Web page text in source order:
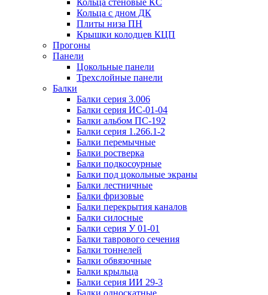
Кольца с дном ДК
Плиты низа ПН
Крышки колодцев КЦП
Прогоны
Панели
Цокольные панели
Трехслойные панели
Балки
Балки серия 3.006
Балки серия ИС-01-04
Балки альбом ПС-192
Балки серия 1.266.1-2
Балки перемычные
Балки ростверка
Балки подкосоурные
Балки под цокольные экраны
Балки лестничные
Балки фризовые
Балки перекрытия каналов
Балки силосные
Балки серия У 01-01
Балки таврового сечения
Балки тоннелей
Балки обвязочные
Балки крыльца
Балки серия ИИ 29-3
Балки односкатные